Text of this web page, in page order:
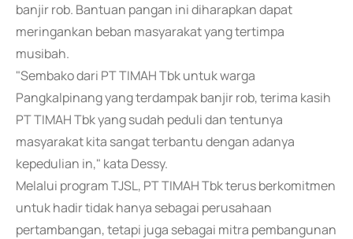
banjir rob. Bantuan pangan ini diharapkan dapat
meringankan beban masyarakat yang tertimpa
musibah.
"Sembako dari PT TIMAH Tbk untuk warga
Pangkalpinang yang terdampak banjir rob, terima kasih
PT TIMAH Tbk yang sudah peduli dan tentunya
masyarakat kita sangat terbantu dengan adanya
kepedulian in," kata Dessy.
Melalui program TJSL, PT TIMAH Tbk terus berkomitmen
untuk hadir tidak hanya sebagai perusahaan
pertambangan, tetapi juga sebagai mitra pembangunan